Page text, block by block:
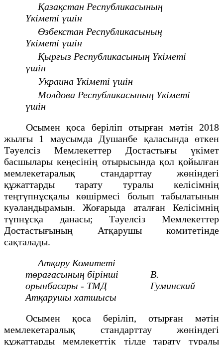
Қазақстан Республикасының
Үкіметі үшін
Өзбекстан Республикасының
Үкіметі үшін
Қырғыз Республикасының Үкіметі
үшін
Украина Үкіметі үшін
Молдова Республикасының Үкіметі
үшін
Осымен қоса беріліп отырған мәтін 2018
жылғы 1 маусымда Душанбе қаласында өткен
Тәуелсіз Мемлекеттер Достастығы үкімет
басшылары кеңесінің отырысында қол қойылған
мемлекетаралық стандарттау жөніндегі
құжаттарды тарату туралы келісімнің
теңтүпнұсқалы көшірмесі болып табылатынын
куәландырамын. Жоғарыда аталған Келісімнің
түпнұсқа данасы; Тәуелсіз Мемлекеттер
Достастығының Атқарушы комитетінде
сақталады.
Атқару Комитеті
төрағасының бірінші
орынбасары - ТМД
Атқарушы хатшысы
В.
Гуминский
Осымен қоса беріліп, отырған мәтін
мемлекетаралық стандарттау жөніндегі
құжаттарды мемлекеттік тілде тарату туралы